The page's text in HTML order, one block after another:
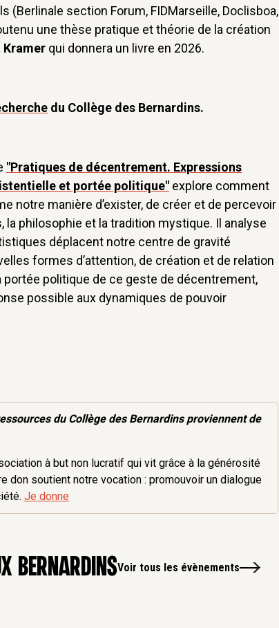
(Berlinale section Forum, FIDMarseille, Doclisboa,
une thèse pratique et théorie de la création
Kramer qui donnera un livre en 2026.
du Collège des Bernardins.
"Pratiques de décentrement. Expressions
et portée politique" explore comment
notre manière d’exister, de créer et de percevoir
la philosophie et la tradition mystique. Il analyse
déplacent notre centre de gravité
formes d’attention, de création et de relation
portée politique de ce geste de décentrement,
possible aux dynamiques de pouvoir
du Collège des Bernardins proviennent de
à but non lucratif qui vit grâce à la générosité
don soutient notre vocation : promouvoir un dialogue
Je donne
BernardinsVoir tous les évènements